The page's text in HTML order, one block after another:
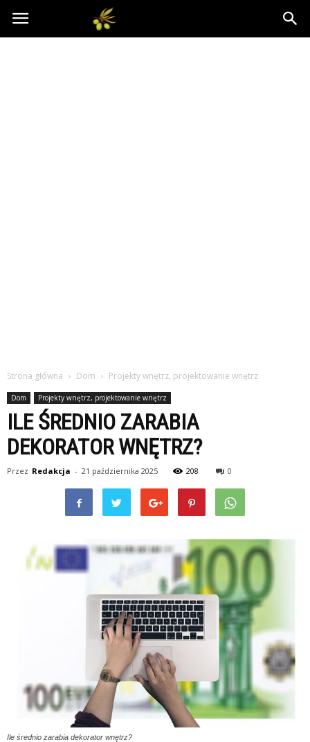
Oliwkowo.pl
Strona główna Dom Projekty wnętrz, projektowanie wnętrz
Dom Projekty wnętrz, projektowanie wnętrz
ILE ŚREDNIO ZARABIA
DEKORATOR WNĘTRZ?
Przez Redakcja - 21 października 2025 208 0
Ile średnio zarabia dekorator wnętrz?